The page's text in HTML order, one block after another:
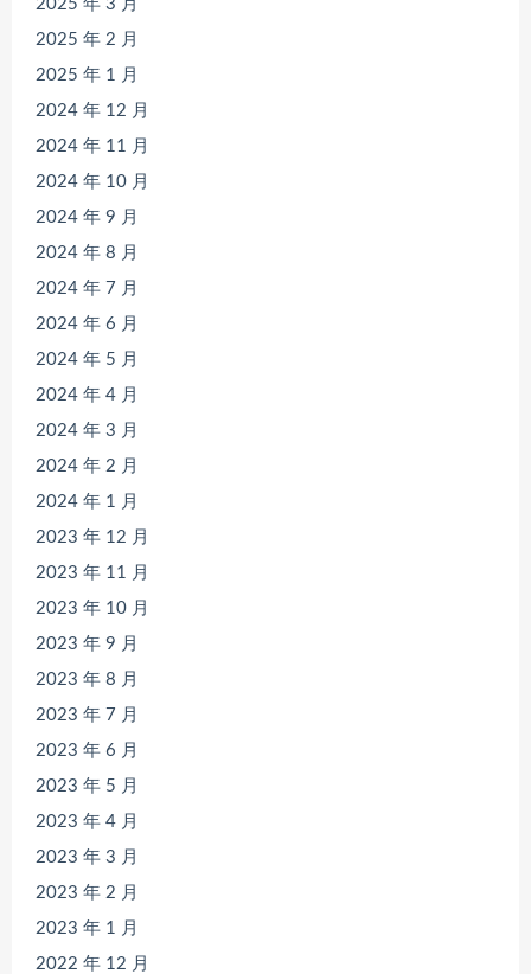
2025 年 3 月
2025 年 2 月
2025 年 1 月
2024 年 12 月
2024 年 11 月
2024 年 10 月
2024 年 9 月
2024 年 8 月
2024 年 7 月
2024 年 6 月
2024 年 5 月
2024 年 4 月
2024 年 3 月
2024 年 2 月
2024 年 1 月
2023 年 12 月
2023 年 11 月
2023 年 10 月
2023 年 9 月
2023 年 8 月
2023 年 7 月
2023 年 6 月
2023 年 5 月
2023 年 4 月
2023 年 3 月
2023 年 2 月
2023 年 1 月
2022 年 12 月